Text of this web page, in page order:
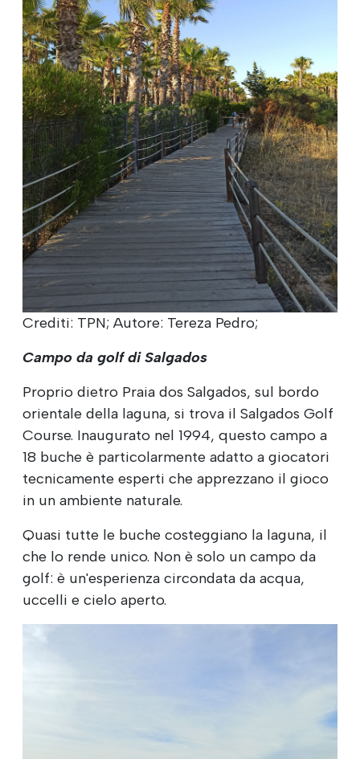
Crediti: TPN; Autore: Tereza Pedro;
Campo da golf di Salgados
Proprio dietro Praia dos Salgados, sul bordo
orientale della laguna, si trova il Salgados Golf
Course. Inaugurato nel 1994, questo campo a
18 buche è particolarmente adatto a giocatori
tecnicamente esperti che apprezzano il gioco
in un ambiente naturale.
Quasi tutte le buche costeggiano la laguna, il
che lo rende unico. Non è solo un campo da
golf: è un'esperienza circondata da acqua,
uccelli e cielo aperto.